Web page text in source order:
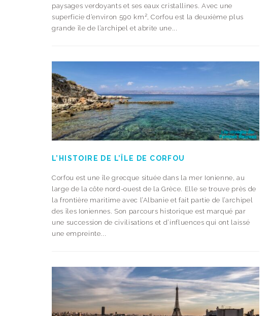
paysages verdoyants et ses eaux cristallines. Avec une
superficie d’environ 590 km², Corfou est la deuxième plus
grande île de l’archipel et abrite une...
L’HISTOIRE DE L’ÎLE DE CORFOU
Corfou est une île grecque située dans la mer Ionienne, au
large de la côte nord-ouest de la Grèce. Elle se trouve près de
la frontière maritime avec l’Albanie et fait partie de l’archipel
des îles Ioniennes. Son parcours historique est marqué par
une succession de civilisations et d’influences qui ont laissé
une empreinte...